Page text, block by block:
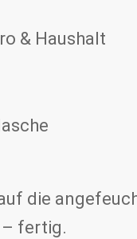
& Haushalt
die
– fertig.